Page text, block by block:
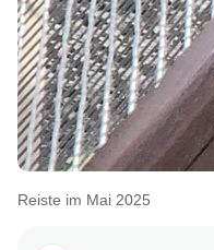
Reiste im Mai 2025